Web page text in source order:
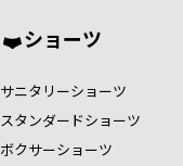
ショーツ
サニタリーショーツ
スタンダードショーツ
ボクサーショーツ